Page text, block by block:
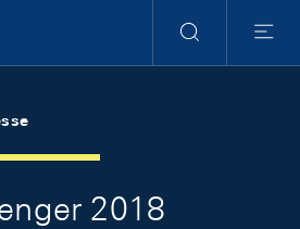
RechercheMenu
2018